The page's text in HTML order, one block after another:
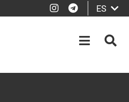
Instagram
Telegram
ES
OPEN-